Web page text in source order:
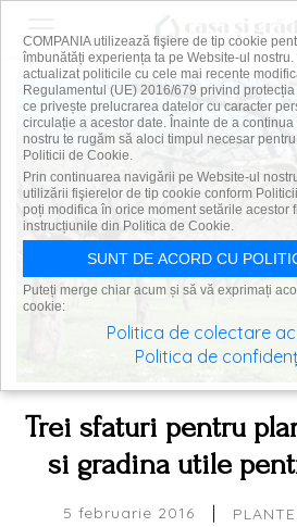
Trei sfaturi pentru
si gradina utile
5 februarie 2016 |
COMPANIA utilizează fişiere de tip cookie
îmbunătăți experiența ta pe Website-ul
actualizat politicile cu cele mai recente
Regulamentul (UE) 2016/679 privind
ce privește prelucrarea datelor cu caracter
circulație a acestor date. Înainte de a
nostru te rugăm să aloci timpul necesar
Politicii de Cookie.
Prin continuarea navigării pe Website-ul
utilizării fişierelor de tip cookie conform
poți modifica în orice moment setările acestor
instrucțiunile din Politica de Cookie.
SUNT DE ACORD CU
Puteți merge chiar acum și să vă exprimați
cookie:
Politica de colectare
Politica de